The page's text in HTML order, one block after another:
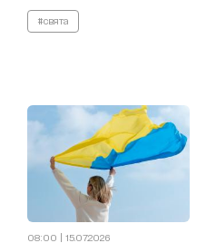
#свята
08:00 | 15.07.2026